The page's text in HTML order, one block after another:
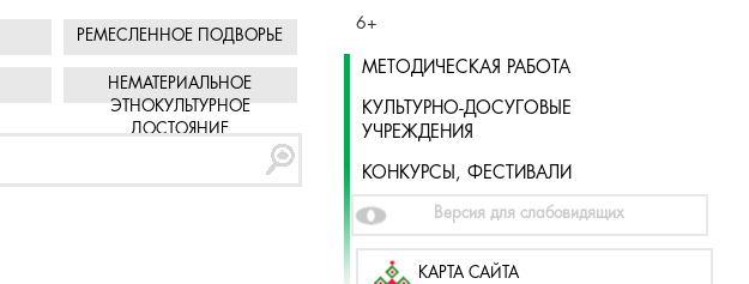
РЕМЕСЛЕННОЕ ПОДВОРЬЕ
НЕМАТЕРИАЛЬНОЕ
ЭТНОКУЛЬТУРНОЕ
ДОСТОЯНИЕ
6+
МЕТОДИЧЕСКАЯ РАБОТА
КУЛЬТУРНО-ДОСУГОВЫЕ
УЧРЕЖДЕНИЯ
КОНКУРСЫ, ФЕСТИВАЛИ
Версия для слабовидящих
КАРТА САЙТА